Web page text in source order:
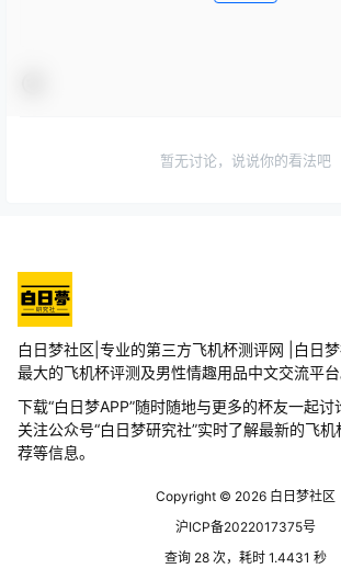
暂无讨论，说说你的看法吧
白日梦社区|专业的第三方飞机杯测评网 |白日
最大的飞机杯评测及男性情趣用品中文交流平台
下载“白日梦APP”随时随地与更多的杯友一起讨
关注公众号“白日梦研究社”实时了解最新的飞
荐等信息。
Copyright © 2026 白日梦社区
沪ICP备2022017375号
查询 28 次，耗时 1.4431 秒